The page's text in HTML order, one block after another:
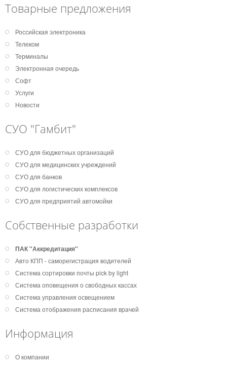
Товарные предложения
Российская электроника
Телеком
Терминалы
Электронная очередь
Софт
Услуги
Новости
СУО "Гамбит"
СУО для бюджетных организаций
СУО для медицинских учреждений
СУО для банков
СУО для логистических комплексов
СУО для предприятий автомойки
Собственные разработки
ПАК "Аккредитация"
Авто КПП - саморегистрация водителей
Система сортировки почты pick by light
Система оповещения о свободных кассах
Система управления освещением
Система отображения расписания врачей
Информация
О компании